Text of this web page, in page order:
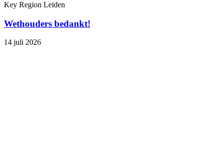
Key Region Leiden
Wethouders bedankt!
14 juli 2026